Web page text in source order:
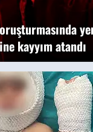
kayyım atandı